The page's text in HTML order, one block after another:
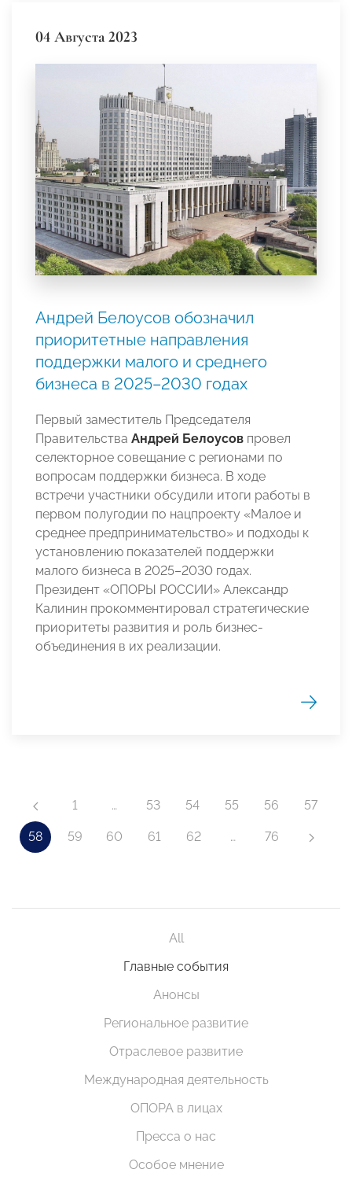
04 Августа 2023
Андрей Белоусов обозначил
приоритетные направления
поддержки малого и среднего
бизнеса в 2025–2030 годах
Первый заместитель Председателя
Правительства Андрей Белоусов провел
селекторное совещание с регионами по
вопросам поддержки бизнеса. В ходе
встречи участники обсудили итоги работы в
первом полугодии по нацпроекту «Малое и
среднее предпринимательство» и подходы к
установлению показателей поддержки
малого бизнеса в 2025–2030 годах.
Президент «ОПОРЫ РОССИИ» Александр
Калинин прокомментировал стратегические
приоритеты развития и роль бизнес-
объединения в их реализации.
1 … 53 54 55 56 57
58 59 60 61 62 … 76
All
Главные события
Анонсы
Региональное развитие
Отраслевое развитие
Международная деятельность
ОПОРА в лицах
Пресса о нас
Особое мнение